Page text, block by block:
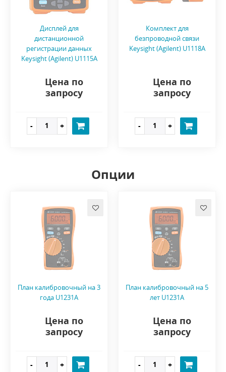
Дисплей для
дистанционной
регистрации данных
Keysight (Agilent) U1115A
Цена по
запросу
Комплект для
безпроводной связи
Keysight (Agilent) U1118A
Цена по
запросу
Опции
План калибровочный на 3
года U1231A
Цена по
запросу
План калибровочный на 5
лет U1231A
Цена по
запросу